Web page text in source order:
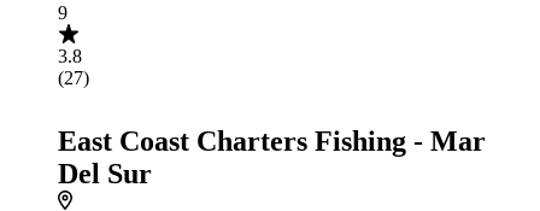
9
3.8
(27)
East Coast Charters Fishing - Mar
Del Sur